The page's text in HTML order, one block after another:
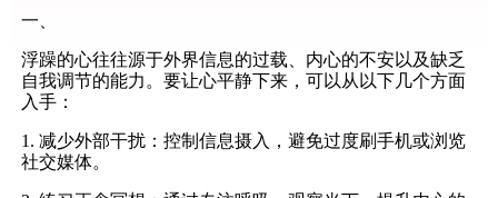
一、
浮躁的心往往源于外界信息的过载、内心的不安以及缺乏
自我调节的能力。要让心平静下来，可以从以下几个方面
入手：
1. 减少外部干扰：控制信息摄入，避免过度刷手机或浏览
社交媒体。